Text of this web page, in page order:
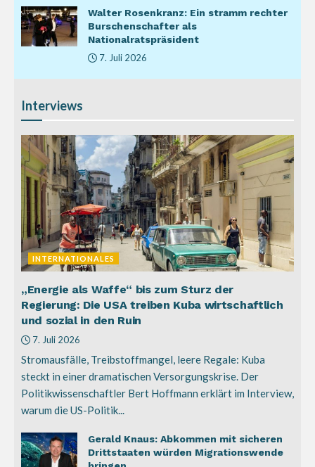
Walter Rosenkranz: Ein stramm rechter
Burschenschafter als
Nationalratspräsident
7. Juli 2026
Interviews
INTERNATIONALES
„Energie als Waffe“ bis zum Sturz der
Regierung: Die USA treiben Kuba wirtschaftlich
und sozial in den Ruin
7. Juli 2026
Stromausfälle, Treibstoffmangel, leere Regale: Kuba
steckt in einer dramatischen Versorgungskrise. Der
Politikwissenschaftler Bert Hoffmann erklärt im Interview,
warum die US-Politik...
Gerald Knaus: Abkommen mit sicheren
Drittstaaten würden Migrationswende